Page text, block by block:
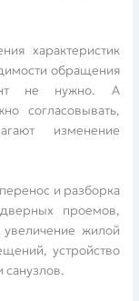
характеристик
обращения
не нужно. А
согласовывать,
изменение
и разборка
проемов,
жилой
устройство
санузлов.